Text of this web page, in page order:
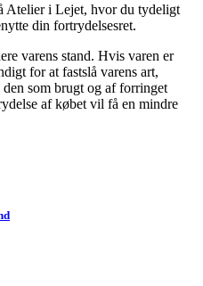
Atelier i Lejet, hvor du tydeligt
din fortrydelsesret.
varens stand. Hvis varen er
for at fastslå varens art,
som brugt og af forringet
af købet vil få en mindre